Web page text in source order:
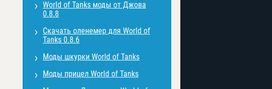
World of Tanks моды от Джова
0.8.8
Скачать оленемер для World of
Tanks 0.8.6
Моды шкурки World of Tanks
Моды прицел World of Tanks